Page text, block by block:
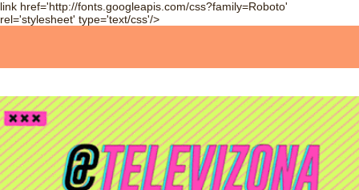
link href='http://fonts.googleapis.com/css?family=Roboto'
rel='stylesheet' type='text/css'/>